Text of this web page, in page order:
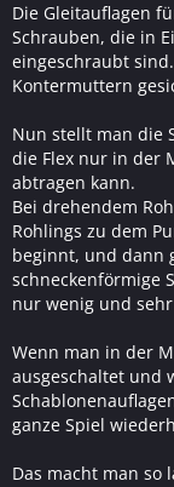
Die Gleitauflagen
Schrauben, die in
eingeschraubt
Kontermuttern
Nun stellt man die
die Flex nur in der
abtragen kann.
Bei drehendem
Rohlings zu dem
beginnt, und dann
schneckenförmige
nur wenig und
Wenn man in der
ausgeschaltet und
ganze Spiel
Das macht man so